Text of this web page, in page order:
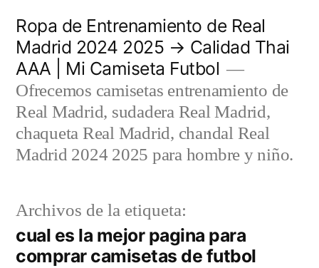
contenido
Ropa de Entrenamiento de Real
Madrid 2024 2025 → Calidad Thai
AAA | Mi Camiseta Futbol
Ofrecemos camisetas entrenamiento de
Real Madrid, sudadera Real Madrid,
chaqueta Real Madrid, chandal Real
Madrid 2024 2025 para hombre y niño.
Archivos de la etiqueta:
cual es la mejor pagina para
comprar camisetas de futbol